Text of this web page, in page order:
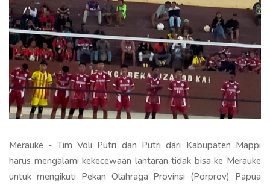
Merauke - Tim Voli Putri dan Putri dari Kabupaten Mappi
harus mengalami kekecewaan lantaran tidak bisa ke Merauke
untuk mengikuti Pekan Olahraga Provinsi (Porprov) Papua